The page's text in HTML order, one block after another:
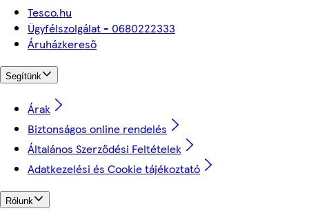
Tesco.hu
Ügyfélszolgálat - 0680222333
Áruházkereső
Segítünk
Árak
Biztonságos online rendelés
Általános Szerződési Feltételek
Adatkezelési és Cookie tájékoztató
Rólunk